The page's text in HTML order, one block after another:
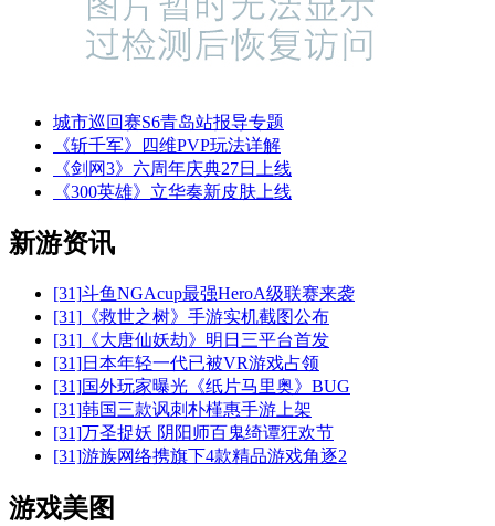
城市巡回赛S6青岛站报导专题
《斩千军》四维PVP玩法详解
《剑网3》六周年庆典27日上线
《300英雄》立华奏新皮肤上线
新游资讯
[31]斗鱼NGAcup最强HeroA级联赛来袭
[31] 《救世之树》手游实机截图公布
[31] 《大唐仙妖劫》明日三平台首发
[31]日本年轻一代已被VR游戏占领
[31]国外玩家曝光《纸片马里奥》BUG
[31]韩国三款讽刺朴槿惠手游上架
[31]万圣捉妖 阴阳师百鬼绮谭狂欢节
[31]游族网络携旗下4款精品游戏角逐2
游戏美图